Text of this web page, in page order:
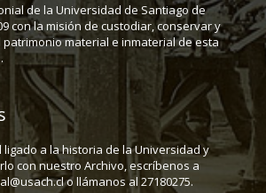
de la Universidad de Santiago de
con la misión de custodiar, conservar y
material e inmaterial de esta
ligado a la historia de la Universidad y
con nuestro Archivo, escríbenos a
o llámanos al 27180275.